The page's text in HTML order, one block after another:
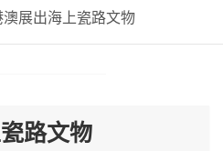
澳展出海上瓷路文物
路文物